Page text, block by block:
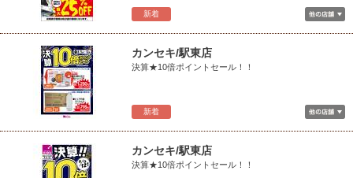
新着
新着
カンセキ/駅東店
決算★10倍ポイントセール！！
カンセキ/駅東店
決算★10倍ポイントセール！！